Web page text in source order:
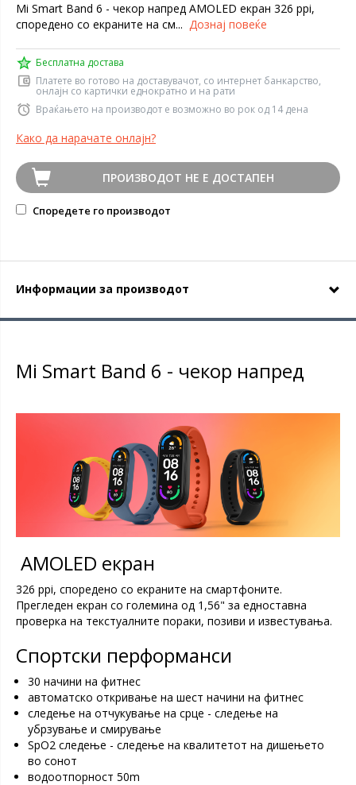
Mi Smart Band 6 - чекор напред AMOLED екран 326 ppi,
споредено со екраните на см... Дознај повеќе
Бесплатна достава
Платете во готово на доставувачот, со интернет банкарство,
онлајн со картички еднократно и на рати
Враќањето на производот е возможно во рок од 14 дена
Како да нарачате онлајн?
ПРОИЗВОДОТ НЕ Е ДОСТАПЕН
Споредете го производот
Информации за производот
Mi Smart Band 6 - чекор напред
AMOLED екран
326 ppi, споредено со екраните на смартфоните.
Прегледен екран со големина од 1,56" за едноставна
проверка на текстуалните пораки, позиви и известувања.
Спортски перформанси
30 начини на фитнес
автоматско откривање на шест начини на фитнес
следење на отчукување на срце - следење на
убрзување и смирување
SpO2 следење - следење на квалитетот на дишењето
во сонот
водоотпорност 50m